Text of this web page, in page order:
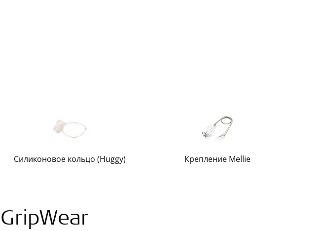
Силиконовое кольцо (Huggy) Крепление Mellie
GripWear